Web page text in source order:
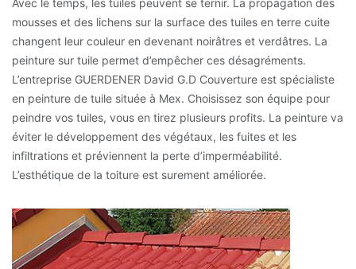
Avec le temps, les tuiles peuvent se ternir. La propagation des
mousses et des lichens sur la surface des tuiles en terre cuite
changent leur couleur en devenant noirâtres et verdâtres. La
peinture sur tuile permet d’empêcher ces désagréments.
L’entreprise GUERDENER David G.D Couverture est spécialiste
en peinture de tuile située à Mex. Choisissez son équipe pour
peindre vos tuiles, vous en tirez plusieurs profits. La peinture va
éviter le développement des végétaux, les fuites et les
infiltrations et préviennent la perte d’imperméabilité.
L’esthétique de la toiture est surement améliorée.